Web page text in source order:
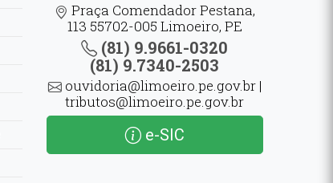
Praça Comendador Pestana,
113 55702-005 Limoeiro, PE
(81) 9.9661-0320
(81) 9.7340-2503
ouvidoria@limoeiro.pe.gov.br |
tributos@limoeiro.pe.gov.br
e-SIC